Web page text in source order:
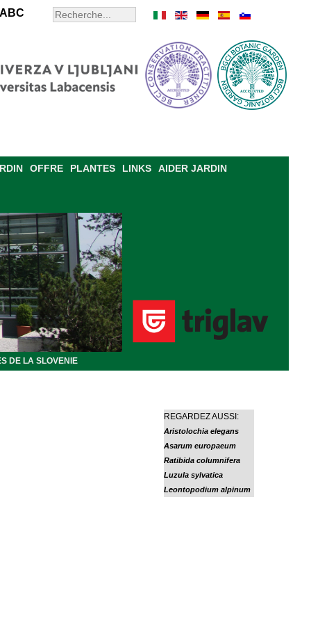
ABC
OFFRE PLANTES LINKS AIDER JARDIN
DE LA SLOVENIE
REGARDEZ AUSSI:
Aristolochia elegans
Asarum europaeum
Ratibida columnifera
Luzula sylvatica
Leontopodium alpinum